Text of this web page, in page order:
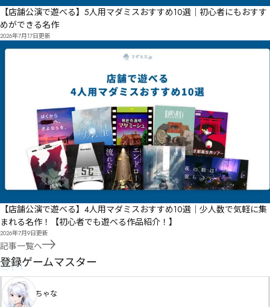
【店舗公演で遊べる】5人用マダミスおすすめ10選｜初心者にもおすす
めができる名作
2026年7月17日更新
【店舗公演で遊べる】4人用マダミスおすすめ10選｜少人数で気軽に集
まれる名作！【初心者でも遊べる作品紹介！】
2026年7月9日更新
記事一覧へ
GM
登録ゲームマスター
ちゃな